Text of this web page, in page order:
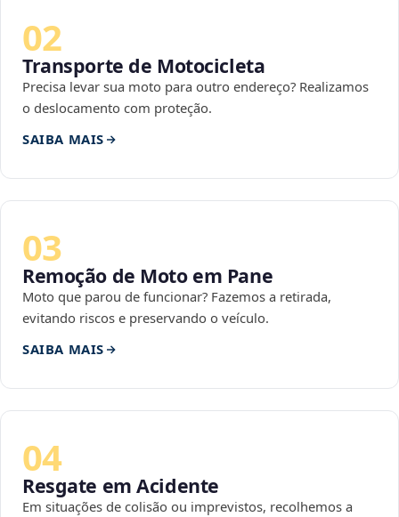
02
Transporte de Motocicleta
Precisa levar sua moto para outro endereço? Realizamos
o deslocamento com proteção.
SAIBA MAIS
03
Remoção de Moto em Pane
Moto que parou de funcionar? Fazemos a retirada,
evitando riscos e preservando o veículo.
SAIBA MAIS
04
Resgate em Acidente
Em situações de colisão ou imprevistos, recolhemos a